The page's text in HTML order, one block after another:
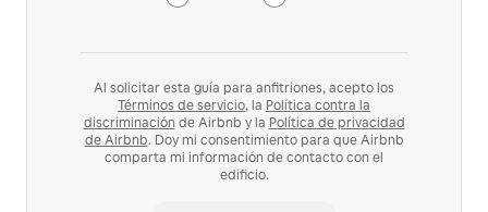
Al solicitar esta guía para anfitriones, acepto los
Términos de servicio, la Política contra la
discriminación de Airbnb y la Política de privacidad
de Airbnb. Doy mi consentimiento para que Airbnb
comparta mi información de contacto con el
edificio.